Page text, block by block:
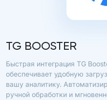
TG BOOSTER
Быстрая интеграция TG
обеспечивает удобную
вашу аналитику.
ручной обработки и